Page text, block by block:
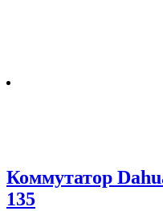
Коммутатор
135